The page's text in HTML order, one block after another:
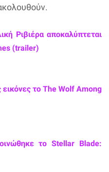
Ριβιέρα αποκαλύπτεται
(trailer)
το The Wolf Among
το Stellar Blade: